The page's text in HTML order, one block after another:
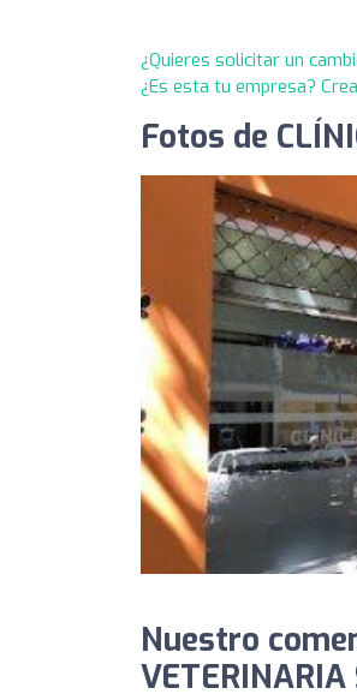
¿Quieres solicitar un
¿Es esta tu empresa?
Fotos de
Nuestro
VETERINARIA